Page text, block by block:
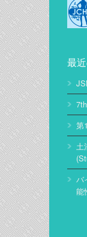
最
第
土
バ
能